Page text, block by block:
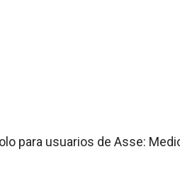
para usuarios de Asse: